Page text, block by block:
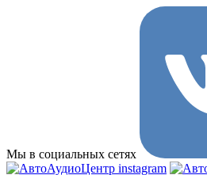
Мы в социальных сетях